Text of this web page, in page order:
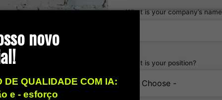
novo
DE QUALIDADE COM IA:
e - esforço
What is your company’s
What is your position?